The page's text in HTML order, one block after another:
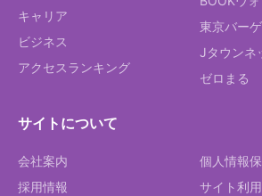
キャリア
ビジネス
アクセスランキング
東京バー
Jタウンネ
ゼロまる
サイトについて
会社案内
採用情報
個人情報
サイト利